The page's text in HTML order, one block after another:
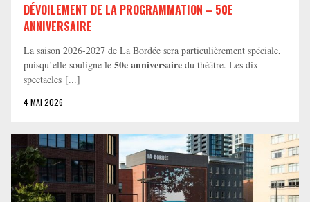
DÉVOILEMENT DE LA PROGRAMMATION – 50E
ANNIVERSAIRE
La saison 2026-2027 de La Bordée sera particulièrement spéciale,
puisqu’elle souligne le 50e anniversaire du théâtre. Les dix
spectacles [...]
4 MAI 2026